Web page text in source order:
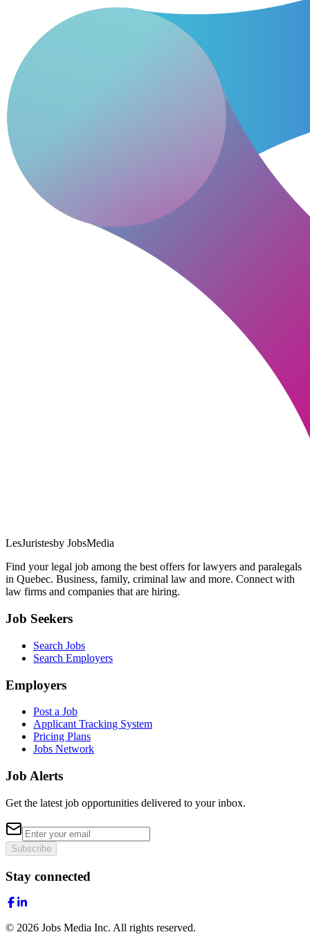
LesJuristesby JobsMedia
Find your legal job among the best offers for lawyers and paralegals
in Quebec. Business, family, criminal law and more. Connect with
law firms and companies that are hiring.
Job Seekers
Search Jobs
Search Employers
Employers
Post a Job
Applicant Tracking System
Pricing Plans
Jobs Network
Job Alerts
Get the latest job opportunities delivered to your inbox.
Subscribe
Stay connected
© 2026 Jobs Media Inc. All rights reserved.